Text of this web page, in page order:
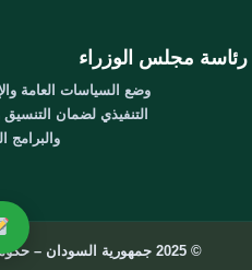
رئاسة مجلس الوزراء
وضع السياسات العامة
التنفيذي لضمان التنسيق
والبرامج
© 2025 جمهورية السودان – حكومة الامل جميع الحقوق محفوظة.